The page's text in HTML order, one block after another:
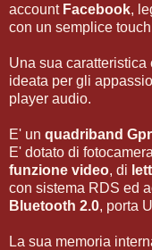
account Facebook,
con un semplice
Una sua caratteristica
ideata per gli
player audio.
E' un quadriband
E' dotato di
funzione video, di
con sistema RDS ed
Bluetooth 2.0, porta
La sua memoria